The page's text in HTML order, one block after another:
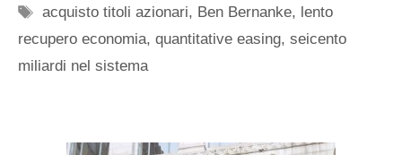
Tag
acquisto titoli azionari, Ben Bernanke, lento
recupero economia, quantitative easing, seicento
miliardi nel sistema